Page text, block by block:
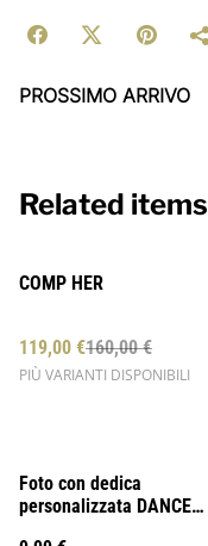
PROSSIMO ARRIVO
Related items
%
COMP HER
119,00 €160,00 €
PIÙ VARIANTI DISPONIBILI
Foto con dedica
personalizzata DANCE